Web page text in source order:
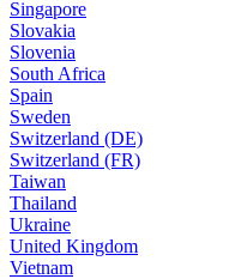
Singapore
Slovakia
Slovenia
South Africa
Spain
Sweden
Switzerland (DE)
Switzerland (FR)
Taiwan
Thailand
Ukraine
United Kingdom
Vietnam